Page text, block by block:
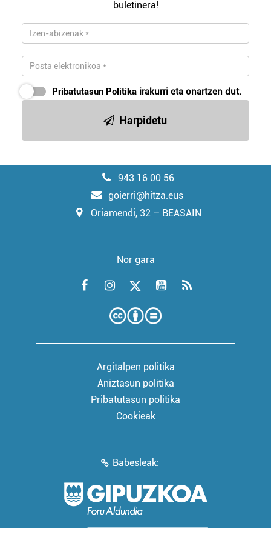
buletinera!
Pribatutasun Politika irakurri eta onartzen dut.
Harpidetu
943 16 00 56
goierri@hitza.eus
Oriamendi, 32 – BEASAIN
Nor gara
Argitalpen politika
Aniztasun politika
Pribatutasun politika
Cookieak
Babesleak: